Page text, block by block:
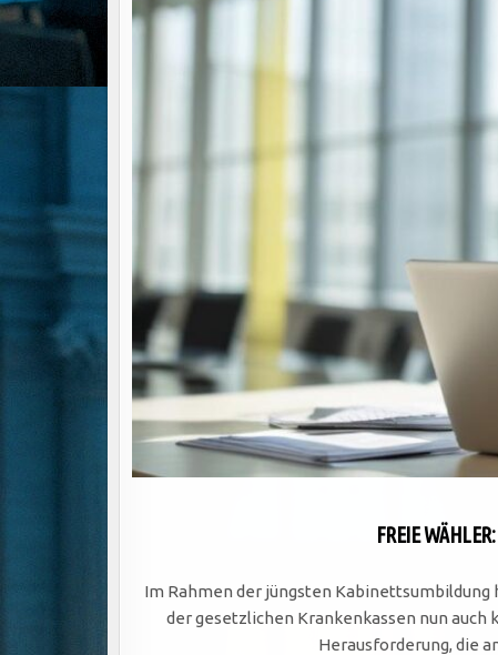
FREIE
Im Rahmen der jüngsten Kabinettsumbildung
der gesetzlichen Krankenkassen nun
Herausforderung, die